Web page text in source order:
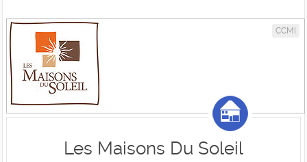
CCMI
Les Maisons Du Soleil